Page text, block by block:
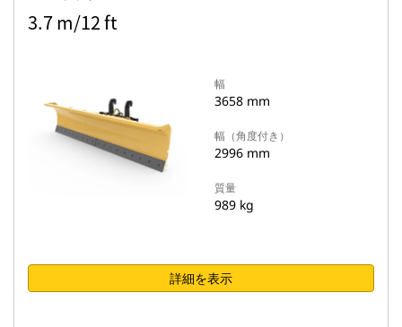
3.7 m/12 ft
幅
3658 mm
幅（角度付き）
2996 mm
質量
989 kg
詳細を表示